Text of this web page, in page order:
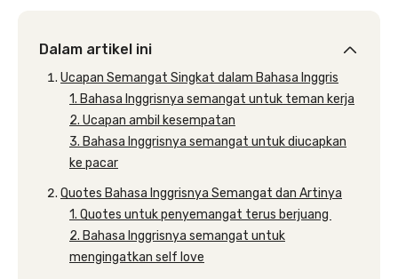
Dalam artikel ini
Ucapan Semangat Singkat dalam Bahasa Inggris
1. Bahasa Inggrisnya semangat untuk teman kerja
2. Ucapan ambil kesempatan
3. Bahasa Inggrisnya semangat untuk diucapkan
ke pacar
Quotes Bahasa Inggrisnya Semangat dan Artinya
1. Quotes untuk penyemangat terus berjuang
2. Bahasa Inggrisnya semangat untuk
mengingatkan self love